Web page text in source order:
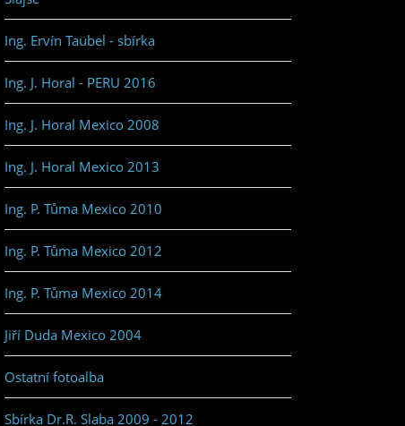
Ing. Ervín Taübel - sbírka
Ing. J. Horal - PERU 2016
Ing. J. Horal Mexico 2008
Ing. J. Horal Mexico 2013
Ing. P. Tůma Mexico 2010
Ing. P. Tůma Mexico 2012
Ing. P. Tůma Mexico 2014
Jiří Duda Mexico 2004
Ostatní fotoalba
Sbírka Dr.R. Slaba 2009 - 2012